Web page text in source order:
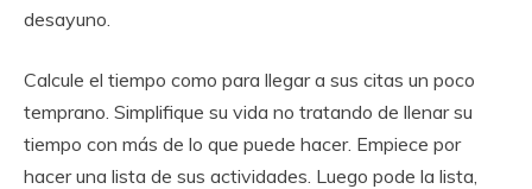
desayuno.
Calcule el tiempo como para llegar a sus citas un poco
temprano. Simplifique su vida no tratando de llenar su
tiempo con más de lo que puede hacer. Empiece por
hacer una lista de sus actividades. Luego pode la lista,